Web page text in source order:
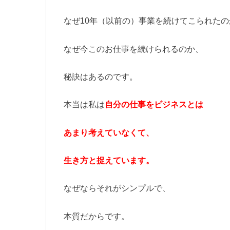
なぜ10年（以前の）事業を続けてこられた
なぜ今このお仕事を続けられるのか、
秘訣はあるのです。
本当は私は自分の仕事をビジネスとは
あまり考えていなくて、
生き方と捉えています。
なぜならそれがシンプルで、
本質だからです。